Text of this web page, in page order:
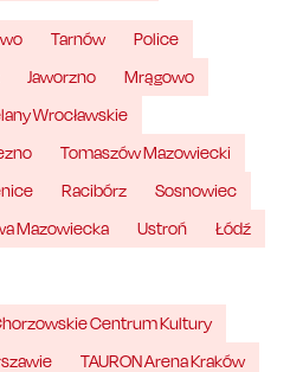
Tarnów
Police
Jaworzno
Mrągowo
Wrocławskie
Tomaszów Mazowiecki
Racibórz
Sosnowiec
Mazowiecka Ustroń
Łódź
Centrum Kultury
TAURON Arena Kraków